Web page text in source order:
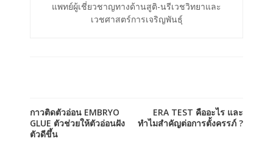
แพทย์ผู้เชี่ยวชาญทางด้านสูติ-นรีเวชวิทยาและ
เวชศาสตร์การเจริญพันธุ์
กาวติดตัวอ่อน EMBRYO
GLUE ตัวช่วยให้ตัวอ่อนฝัง
ตัวดีขึ้น
ERA TEST คืออะไร และ
ทำไมสำคัญต่อการตั้งครรภ์ ?